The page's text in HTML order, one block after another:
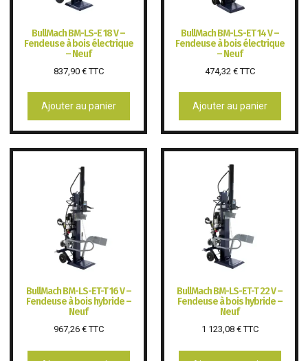
BullMach BM-LS-E 18 V –
Fendeuse à bois électrique
– Neuf
837,90 €TTC
Ajouter au panier
BullMach BM-LS-ET 14 V –
Fendeuse à bois électrique
– Neuf
474,32 €TTC
Ajouter au panier
BullMach BM-LS-ET-T 16 V –
Fendeuse à bois hybride –
Neuf
967,26 €TTC
BullMach BM-LS-ET-T 22 V –
Fendeuse à bois hybride –
Neuf
1 123,08 €TTC